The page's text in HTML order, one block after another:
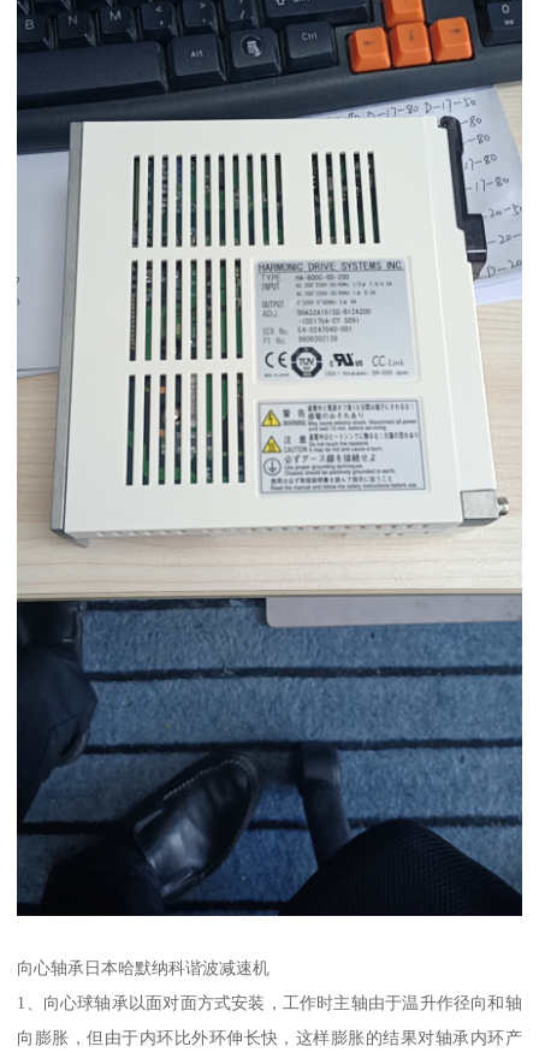
向心轴承日本哈默纳科谐波减速机
1、向心球轴承以面对面方式安装，工作时主轴由于温升作径向和轴
向膨胀，但由于内环比外环伸长快，这样膨胀的结果对轴承内环产